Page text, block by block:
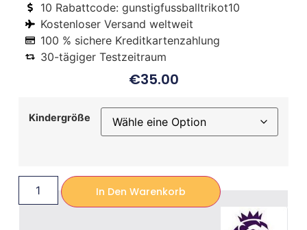
10 Rabattcode: gunstigfussballtrikot10
Kostenloser Versand weltweit
100 % sichere Kreditkartenzahlung
30-tägiger Testzeitraum
€35.00
Kindergröße
In Den Warenkorb